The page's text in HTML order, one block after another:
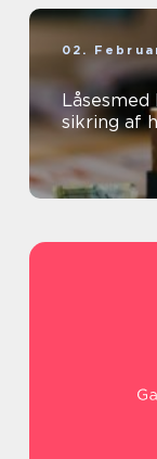
02.
Låsesmed lyngby
sikring af